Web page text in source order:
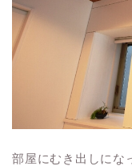
部屋にむき出しにな